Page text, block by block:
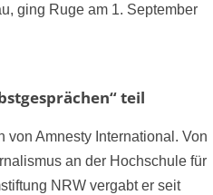
ging Ruge am 1. September
teil
von Amnesty International. Von
an der Hochschule für
NRW vergabt er seit